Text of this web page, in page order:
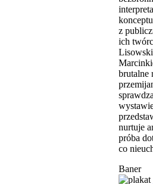
z
ich
brutalne
nurtuje
próba
co
Baner